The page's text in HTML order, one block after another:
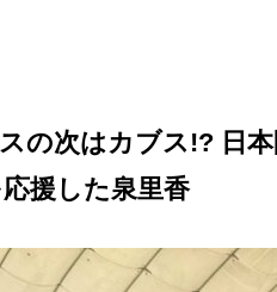
40代からの景色
病が教えてくれたこと
スの次はカブス!? 日
援した泉里香